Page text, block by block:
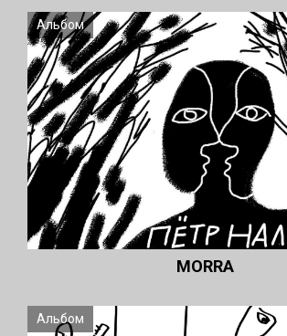
Альбом
MORRA
Альбом